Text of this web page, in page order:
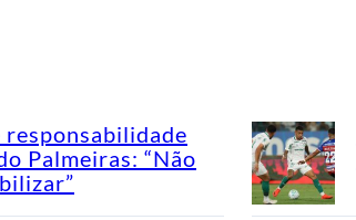
responsabilidade
Palmeiras: “Não